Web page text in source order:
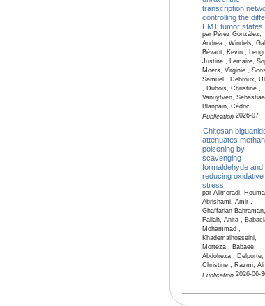
transcription
controlling the
EMT tumor states.
par Pérez González,
Andrea , Windels,
Bévant, Kevin ,
Justine , Lemaire,
Moers, Virginie ,
Samuel , Debroux,
, Dubois, Christine ,
Vanuytven,
Blanpain, Cédric
Publication2026-07
Chitosan
attenuates
poisoning by
scavenging
formaldehyde and
reducing oxidative
stress
par Alimoradi,
Abrishami, Amir ,
Ghaffarian-
Fallah, Anita ,
Mohammad ,
Khademalhosseini,
Morteza , Babaee,
Abdolreza , Delporte,
Christine , Razmi, Ali
Publication2026-06-